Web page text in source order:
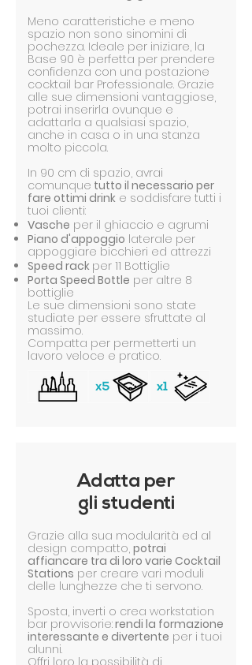
Meno caratteristiche e meno
spazio non sono sinomini di
pochezza. Ideale per iniziare, la
Base 90 è perfetta per prendere
confidenza con una postazione
cocktail bar Professionale. Grazie
alle sue dimensioni vantaggiose,
potrai inserirla ovunque e
adattarla a qualsiasi spazio,
anche in casa o in una stanza
molto piccola.
In 90 cm di spazio, avrai
comunque tutto il necessario per
fare ottimi drink e soddisfare tutti i
tuoi clienti:
Vasche per il ghiaccio e agrumi
Piano d'appoggio laterale per
appoggiare bicchieri ed attrezzi
Speed rack per 11 Bottiglie
Porta Speed Bottle per altre 8
bottiglie
Le sue dimensioni sono state
studiate per essere sfruttate al
massimo.
Compatta per permetterti un
lavoro veloce e pratico.
Adatta per
gli studenti
Grazie alla sua modularità ed al
design compatto, potrai
affiancare tra di loro varie Cocktail
Stations per creare vari moduli
delle lunghezze che ti servono.
Sposta, inverti o crea workstation
bar provvisorie:rendi la formazione
interessante e divertente per i tuoi
alunni.
Offri loro la possibilità di